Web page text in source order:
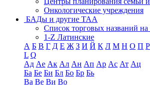
Онкологические учреждения
БАДы и другие ТАА
Список торговых названий
1-Z Латинские
А Б В Г Д Е Ж З И Й К Л М Н О П Р
L Q
Ад Ае Ак Ал Ан Ап Ар Ас Ат Ац
Ба Бе Би Бл Бо Бр Бь
Ва Ве Ви Во